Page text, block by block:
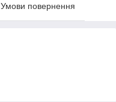
Умови повернення